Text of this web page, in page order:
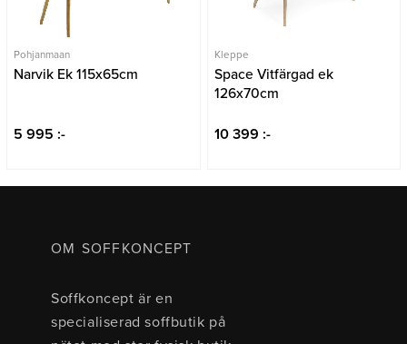
Pohjanmaan
Narvik Ek 115x65cm
5 995 :-
Kleppe
Space Vitfärgad ek
126x70cm
10 399 :-
OM SOFFKONCEPT
Soffkoncept är en
specialiserad soffbutik på